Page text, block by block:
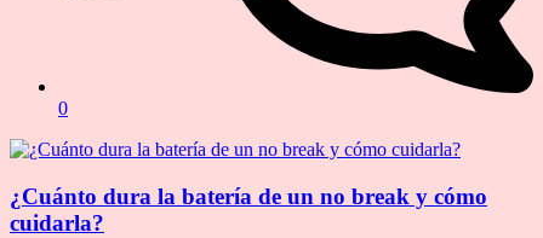
0
¿Cuánto dura la batería de un no break y cómo
cuidarla?